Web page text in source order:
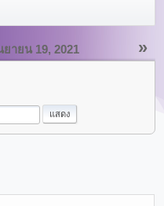
»
ายน 19, 2021